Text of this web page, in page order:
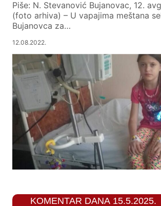
Piše: N. Stevanović Bujanovac, 12.
(foto arhiva) – U vapajima meštana
Bujanovca za…
12.08.2022.
KOMENTAR DANA 15.5.2025.